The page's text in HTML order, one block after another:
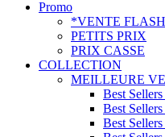
Promo
*VENTE
PETITS PRIX
PRIX CASSE
COLLECTION
MEILLEURE
Best
Best
Best